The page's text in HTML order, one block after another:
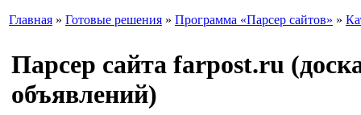
Главная » Готовые решения » Программа «Парсер сайтов» »
Парсер сайта farpost.ru
объявлений)